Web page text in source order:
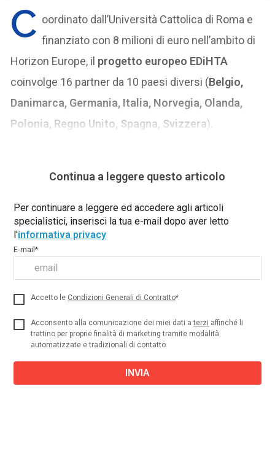
C oordinato dall’Università Cattolica di Roma e
finanziato con 8 milioni di euro nell’ambito di
Horizon Europe, il progetto europeo EDiHTA
coinvolge 16 partner da 10 paesi diversi (Belgio,
Danimarca, Germania, Italia, Norvegia, Olanda,
Polonia, Regno Unito, Spagna, Svizzera).
Continua a leggere questo articolo
Per continuare a leggere ed accedere agli articoli
specialistici, inserisci la tua e-mail dopo aver letto
l'informativa privacy
E-mail*
Accetto le Condizioni Generali di Contratto*
Acconsento alla comunicazione dei miei dati aterzi affinché li
trattino per proprie finalità di marketing tramite modalità
automatizzate e tradizionali di contatto.